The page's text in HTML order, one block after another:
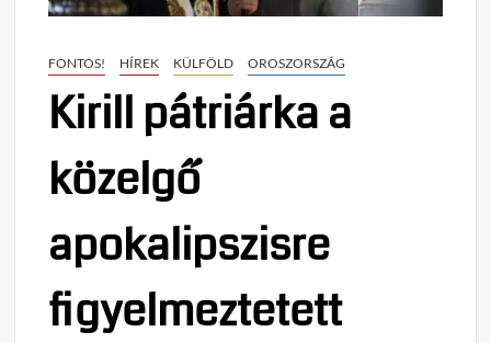
FONTOS! HÍREK KÜLFÖLD OROSZORSZÁG
Kirill pátriárka a
közelgő
apokalipszisre
figyelmeztetett